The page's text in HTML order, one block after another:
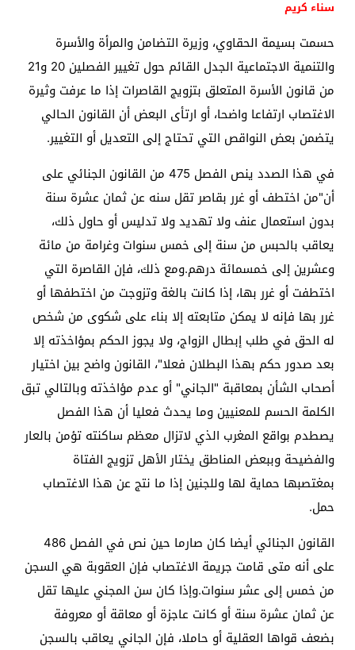
سناء كريم
حسمت بسيمة الحقاوي، وزيرة التضامن والمرأة والأسرة
والتنمية الاجتماعية الجدل القائم حول تغيير الفصلين 20 و21
من قانون الأسرة المتعلق بتزويج القاصرات إذا ما عرفت وثيرة
الاغتصاب ارتفاعا واضحا، أو ارتأى البعض أن القانون الحالي
يتضمن بعض النواقص التي تحتاج إلى التعديل أو التغيير.
في هذا الصدد ينص الفصل 475 من القانون الجنائي على
أن"من اختطف أو غرر بقاصر تقل سنه عن ثمان عشرة سنة
بدون استعمال عنف ولا تهديد ولا تدليس أو حاول ذلك،
يعاقب بالحبس من سنة إلى خمس سنوات وغرامة من مائة
وعشرين إلى خمسمائة درهم.ومع ذلك، فإن القاصرة التي
اختطفت أو غرر بها، إذا كانت بالغة وتزوجت من اختطفها أو
غرر بها فإنه لا يمكن متابعته إلا بناء على شكوى من شخص
له الحق في طلب إبطال الزواج، ولا يجوز الحكم بمؤاخذته إلا
بعد صدور حكم بهذا البطلان فعلا"، القانون واضح بين اختيار
أصحاب الشأن بمعاقبة "الجاني" أو عدم مؤاخذته وبالتالي تبق
الكلمة الحسم للمعنيين وما يحدث فعليا أن هذا الفصل
يصطدم بواقع المغرب الذي لاتزال معظم ساكنته تؤمن بالعار
والفضيحة وببعض المناطق يختار الأهل تزويج الفتاة
بمغتصبها حماية لها وللجنين إذا ما نتج عن هذا الاغتصاب
حمل.
القانون الجنائي أيضا كان صارما حين نص في الفصل 486
على أنه متى قامت جريمة الاغتصاب فإن العقوبة هي السجن
من خمس إلى عشر سنوات.وإذا كان سن المجني عليها تقل
عن ثمان عشرة سنة أو كانت عاجزة أو معاقة أو معروفة
بضعف قواها العقلية أو حاملا، فإن الجاني يعاقب بالسجن